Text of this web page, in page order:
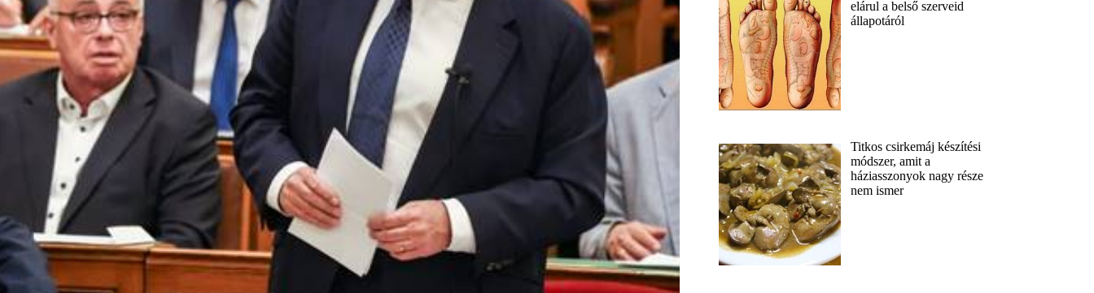
elárul a belső szerveid
állapotáról
Titkos csirkemáj készítési
módszer, amit a
háziasszonyok nagy része
nem ismer